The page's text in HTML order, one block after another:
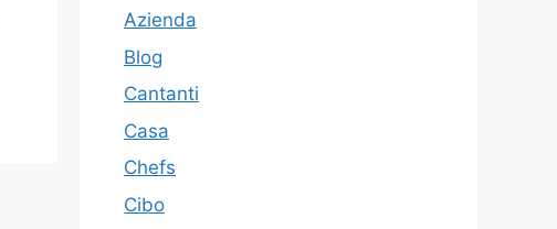
Azienda
Blog
Cantanti
Casa
Chefs
Cibo